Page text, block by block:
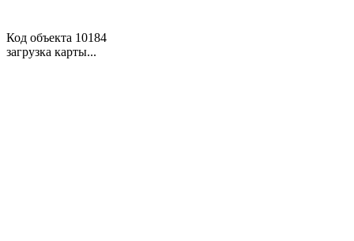
Код объекта 10184
загрузка карты...